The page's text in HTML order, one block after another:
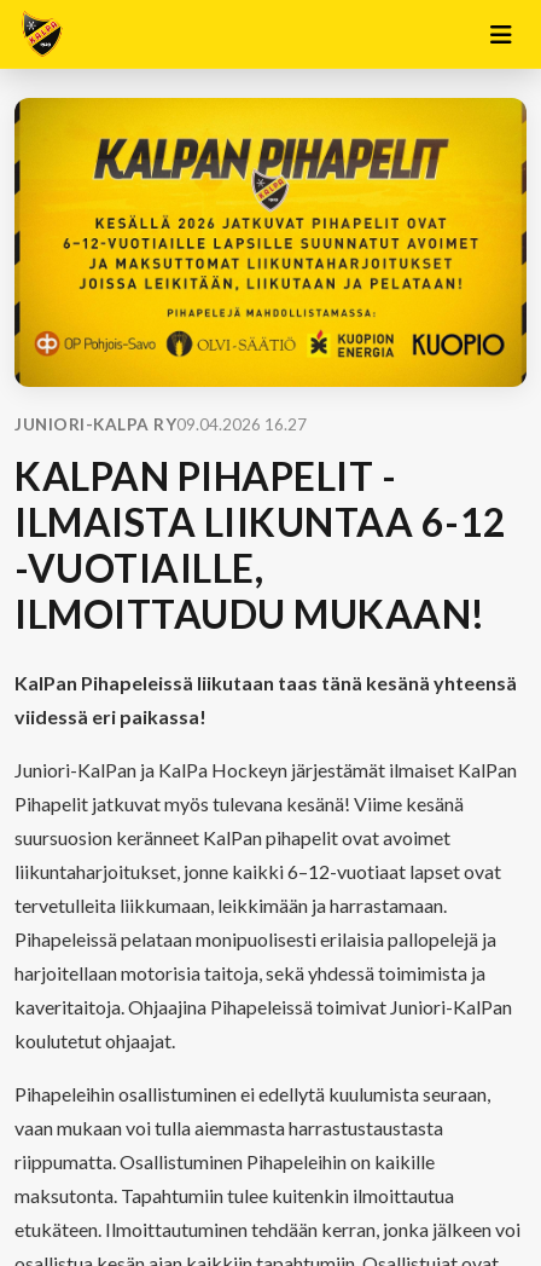
JUNIORI-KALPA RY09.04.2026 16.27
KALPAN PIHAPELIT -
ILMAISTA LIIKUNTAA 6-12
-VUOTIAILLE,
ILMOITTAUDU MUKAAN!
KalPan Pihapeleissä liikutaan taas tänä kesänä yhteensä
viidessä eri paikassa!
Juniori-KalPan ja KalPa Hockeyn järjestämät ilmaiset KalPan
Pihapelit jatkuvat myös tulevana kesänä! Viime kesänä
suursuosion keränneet KalPan pihapelit ovat avoimet
liikuntaharjoitukset, jonne kaikki 6–12-vuotiaat lapset ovat
tervetulleita liikkumaan, leikkimään ja harrastamaan.
Pihapeleissä pelataan monipuolisesti erilaisia pallopelejä ja
harjoitellaan motorisia taitoja, sekä yhdessä toimimista ja
kaveritaitoja. Ohjaajina Pihapeleissä toimivat Juniori-KalPan
koulutetut ohjaajat.
Pihapeleihin osallistuminen ei edellytä kuulumista seuraan,
vaan mukaan voi tulla aiemmasta harrastustaustasta
riippumatta. Osallistuminen Pihapeleihin on kaikille
maksutonta. Tapahtumiin tulee kuitenkin ilmoittautua
etukäteen. Ilmoittautuminen tehdään kerran, jonka jälkeen voi